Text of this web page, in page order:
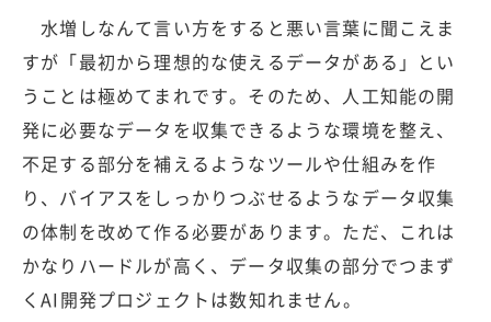
水増しなんて言い方をすると悪い言葉に聞こえま
すが「最初から理想的な使えるデータがある」とい
うことは極めてまれです。そのため、人工知能の開
発に必要なデータを収集できるような環境を整え、
不足する部分を補えるようなツールや仕組みを作
り、バイアスをしっかりつぶせるようなデータ収集
の体制を改めて作る必要があります。ただ、これは
かなりハードルが高く、データ収集の部分でつまず
くAI開発プロジェクトは数知れません。